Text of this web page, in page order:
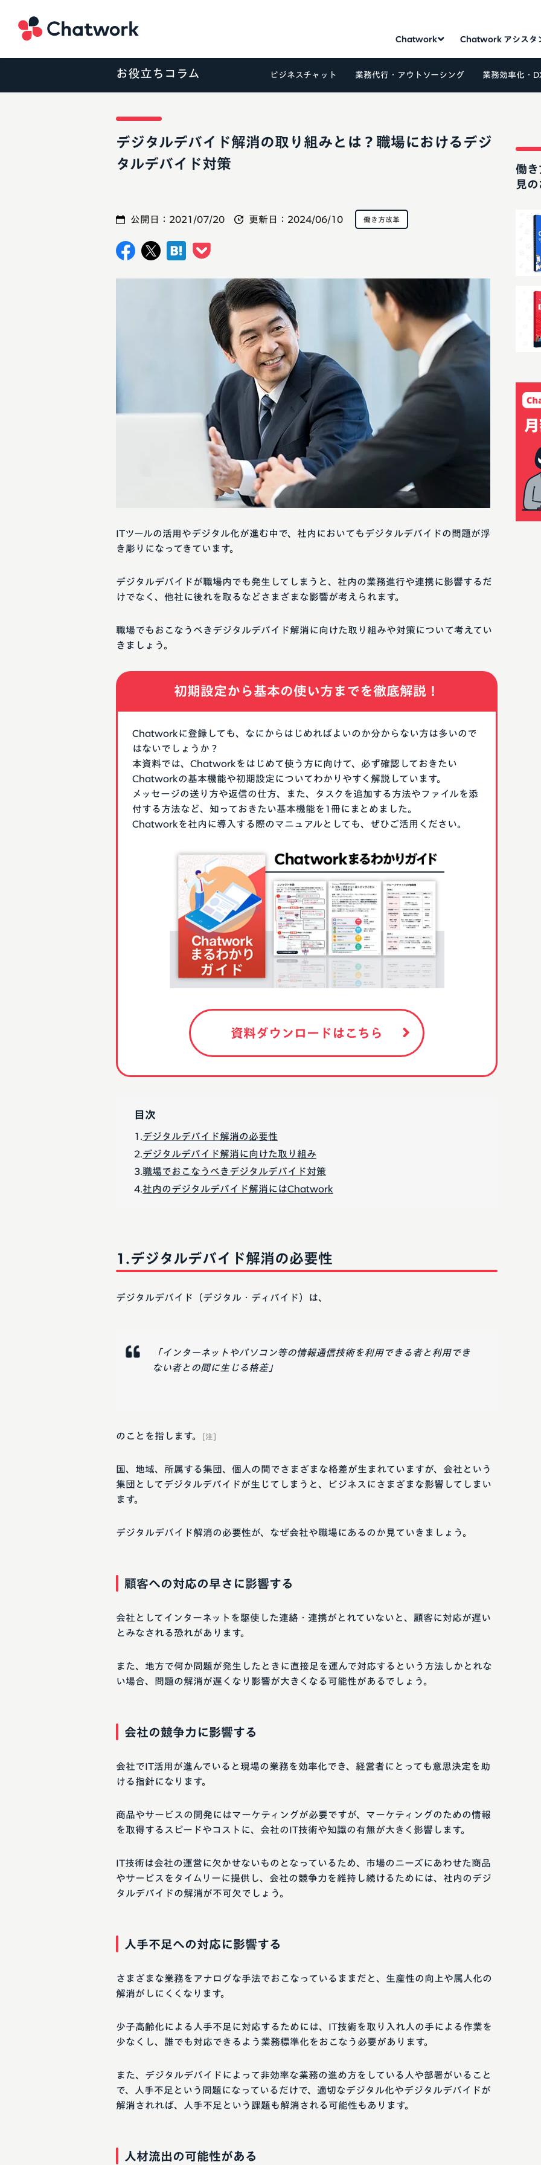
Chatwork Chatwork アシスタ
お役立ちコラム ビジネスチャット 業務代行・アウトソーシング 業務効率化・
デジタルデバイド解消の取り組みとは？職場におけるデジ
タルデバイド対策
公開日： 2021/07/20 更新日： 2024/06/10 働き方改革
職場でもおこなうべきデジタルデバイド解消に向けた取り組みや対策について考えてい
きましょう。
デジタルデバイドが職場内でも発生してしまうと、社内の業務進行や連携に影響するだ
けでなく、他社に後れを取るなどさまざまな影響が考えられます。
ITツールの活用やデジタル化が進む中で、社内においてもデジタルデバイドの問題が浮
き彫りになってきています。
初期設定から基本の使い方までを徹底解説！
Chatworkに登録しても、なにからはじめればよいのか分からない方は多いので
はないでしょうか？
本資料では、Chatworkをはじめて使う方に向けて、必ず確認しておきたい
Chatworkの基本機能や初期設定についてわかりやすく解説しています。
メッセージの送り方や返信の仕方、また、タスクを追加する方法やファイルを添
付する方法など、知っておきたい基本機能を1冊にまとめました。
Chatworkを社内に導入する際のマニュアルとしても、ぜひご活用ください。
資料ダウンロードはこちら
目次
デジタルデバイド解消の必要性
デジタルデバイド解消に向けた取り組み
職場でおこなうべきデジタルデバイド対策
社内のデジタルデバイド解消にはChatwork
デジタルデバイド解消の必要性
デジタルデバイド（デジタル・ディバイド）は、
「インターネットやパソコン等の情報通信技術を利用できる者と利用でき
ない者との間に生じる格差」
のことを指します。 [注]
国、地域、所属する集団、個人の間でさまざまな格差が生まれていますが、会社という
集団としてデジタルデバイドが生じてしまうと、ビジネスにさまざまな影響してしまい
ます。
デジタルデバイド解消の必要性が、なぜ会社や職場にあるのか見ていきましょう。
顧客への対応の早さに影響する
会社としてインターネットを駆使した連絡・連携がとれていないと、顧客に対応が遅い
とみなされる恐れがあります。
また、地方で何か問題が発生したときに直接足を運んで対応するという方法しかとれな
い場合、問題の解消が遅くなり影響が大きくなる可能性があるでしょう。
会社の競争力に影響する
会社でIT活用が進んでいると現場の業務を効率化でき、経営者にとっても意思決定を助
ける指針になります。
商品やサービスの開発にはマーケティングが必要ですが、マーケティングのための情報
を取得するスピードやコストに、会社のIT技術や知識の有無が大きく影響します。
IT技術は会社の運営に欠かせないものとなっているため、市場のニーズにあわせた商品
やサービスをタイムリーに提供し、会社の競争力を維持し続けるためには、社内のデジ
タルデバイドの解消が不可欠でしょう。
人手不足への対応に影響する
さまざまな業務をアナログな手法でおこなっているままだと、生産性の向上や属人化の
解消がしにくくなります。
少子高齢化による人手不足に対応するためには、IT技術を取り入れ人の手による作業を
少なくし、誰でも対応できるよう業務標準化をおこなう必要があります。
また、デジタルデバイドによって非効率な業務の進め方をしている人や部署がいること
で、人手不足という問題になっているだけで、適切なデジタル化やデジタルデバイドが
解消されれば、人手不足という課題も解消される可能性もあります。
人材流出の可能性がある
働き
見